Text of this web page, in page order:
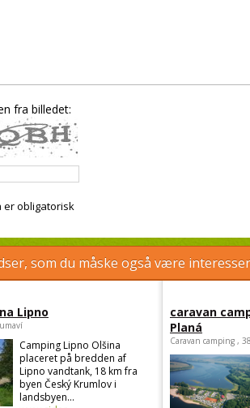
fra billedet:
obligatorisk
som du måske også være
Lipno
Camping Lipno Olšina
placeret på bredden af
Lipno vandtank, 18 km fra
byen Český Krumlov i
landsbyen...
caravan
Planá
Caravan camping ,